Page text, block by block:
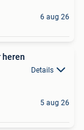
6 aug 26
heren
Details
5 aug 26